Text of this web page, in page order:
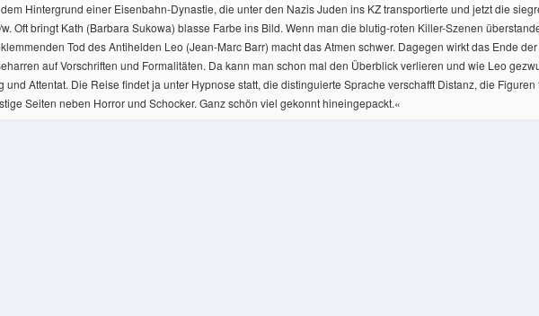
Hintergrund einer Eisenbahn-Dynastie, die unter den Nazis Juden ins KZ transportierte und jetzt die
Oft bringt Kath (Barbara Sukowa) blasse Farbe ins Bild. Wenn man die blutig-roten Killer-Szenen
Tod des Antihelden Leo (Jean-Marc Barr) macht das Atmen schwer. Dagegen wirkt das Ende
auf Vorschriften und Formalitäten. Da kann man schon mal den Überblick verlieren und wie Leo
Attentat. Die Reise findet ja unter Hypnose statt, die distinguierte Sprache verschafft Distanz, die
Seiten neben Horror und Schocker. Ganz schön viel gekonnt hineingepackt.«